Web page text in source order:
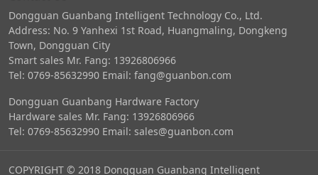
Dongguan Guanbang Intelligent Technology Co., Ltd.
Address: No. 9 Yanhexi 1st Road, Huangmaling, Dongkeng
Town, Dongguan City
Smart sales Mr. Fang: 13926806966
Tel: 0769-85632990 Email: fang@guanbon.com
Dongguan Guanbang Hardware Factory
Hardware sales Mr. Fang: 13926806966
Tel: 0769-85632990 Email: sales@guanbon.com
COPYRIGHT © 2018 Dongguan Guanbang Intelligent